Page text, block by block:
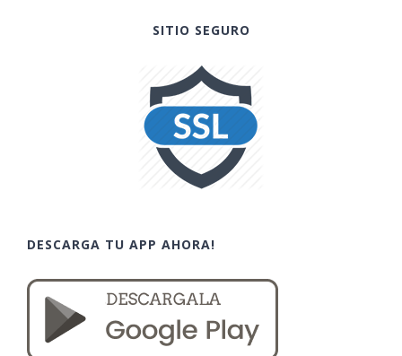
SITIO SEGURO
DESCARGA TU APP AHORA!